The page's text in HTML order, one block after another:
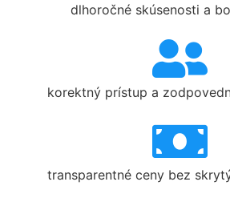
dlhoročné skúsenosti a
korektný prístup a
transparentné ceny bez